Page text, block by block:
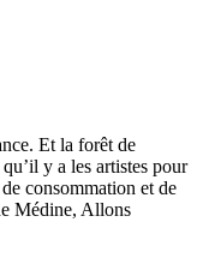
Et la forêt de
y a les artistes pour
consommation et de
Médine, Allons